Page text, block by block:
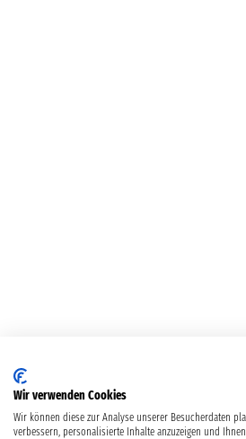
Wir verwenden Cookies
Wir können diese zur Analyse unserer Besucherdaten
verbessern, personalisierte Inhalte anzuzeigen und